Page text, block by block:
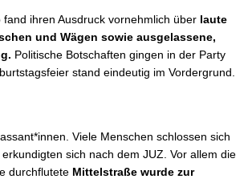
fand ihren Ausdruck vornehmlich über laute
und Wägen sowie ausgelassene,
Politische Botschaften gingen in der Party
stand eindeutig im Vordergrund.
Viele Menschen schlossen sich
sich nach dem JUZ. Vor allem die
durchflutete Mittelstraße wurde zur